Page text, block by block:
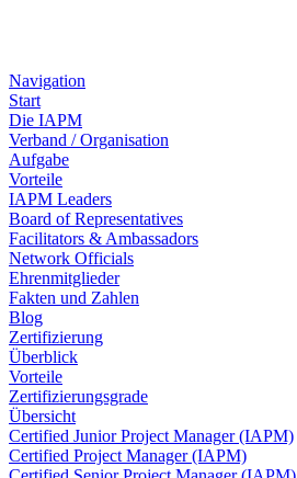
Navigation
Start
Die IAPM
Verband / Organisation
Aufgabe
Vorteile
IAPM Leaders
Board of Representatives
Facilitators & Ambassadors
Network Officials
Ehrenmitglieder
Fakten und Zahlen
Blog
Zertifizierung
Überblick
Vorteile
Zertifizierungsgrade
Übersicht
Certified Junior Project Manager (IAPM)
Certified Project Manager (IAPM)